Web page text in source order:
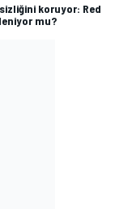
koruyor: Red
mu?